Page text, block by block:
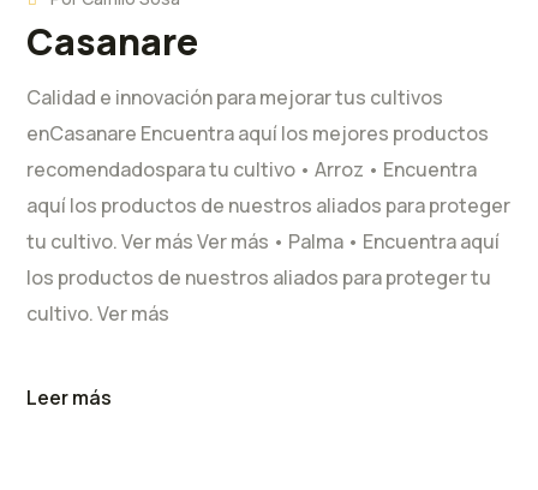
Casanare
Calidad e innovación para mejorar tus cultivos
enCasanare Encuentra aquí los mejores productos
recomendadospara tu cultivo • Arroz • Encuentra
aquí los productos de nuestros aliados para proteger
tu cultivo. Ver más Ver más • Palma • Encuentra aquí
los productos de nuestros aliados para proteger tu
cultivo. Ver más
Leer más